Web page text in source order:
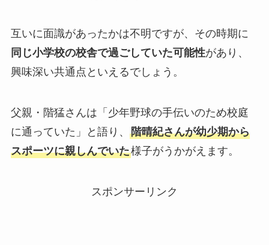
互いに面識があったかは不明ですが、その時期に
同じ小学校の校舎で過ごしていた可能性があり、
興味深い共通点といえるでしょう。
父親・階猛さんは「少年野球の手伝いのため校庭
に通っていた」と語り、 階晴紀さんが幼少期から
スポーツに親しんでいた様子がうかがえます。
スポンサーリンク